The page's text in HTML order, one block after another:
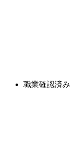
職業確認済み